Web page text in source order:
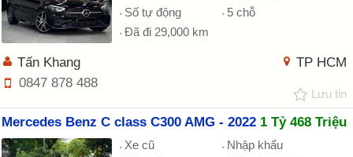
Số tự động
5 chỗ
Đã đi 29,000 km
TP HCM
Tấn Khang
0847 878 488
Lưu tin
Mercedes Benz C class C300 AMG - 2022 1 Tỷ 468 Triệu
Xe cũ
Nhập khẩu